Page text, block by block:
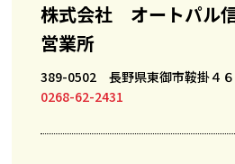
株式会社 オートパル
営業所
389-0502 長野県東御市鞍掛４６
0268-62-2431